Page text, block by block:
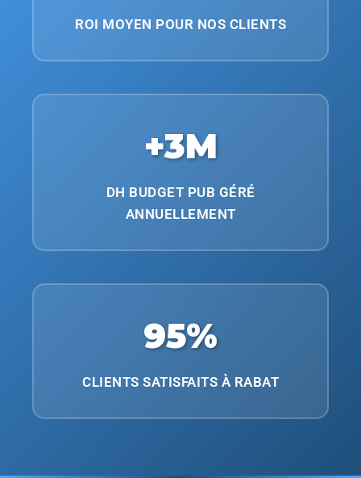
ROI MOYEN POUR NOS CLIENTS
+3M
DH BUDGET PUB GÉRÉ
ANNUELLEMENT
95%
CLIENTS SATISFAITS À RABAT